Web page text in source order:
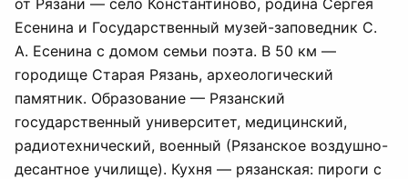
от Рязани — село Константиново, родина Сергея
Есенина и Государственный музей-заповедник С.
А. Есенина с домом семьи поэта. В 50 км —
городище Старая Рязань, археологический
памятник. Образование — Рязанский
государственный университет, медицинский,
радиотехнический, военный (Рязанское воздушно-
десантное училище). Кухня — рязанская: пироги с